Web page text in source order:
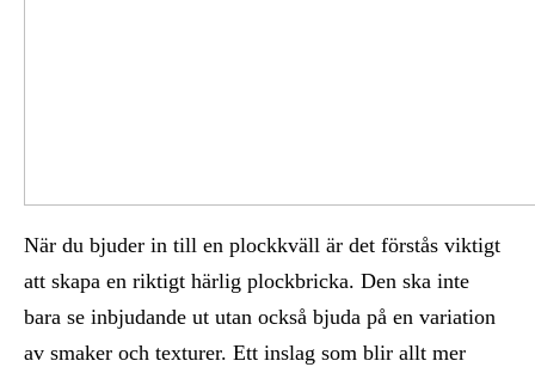
När du bjuder in till en plockkväll är det förstås viktigt
att skapa en riktigt härlig plockbricka. Den ska inte
bara se inbjudande ut utan också bjuda på en variation
av smaker och texturer. Ett inslag som blir allt mer